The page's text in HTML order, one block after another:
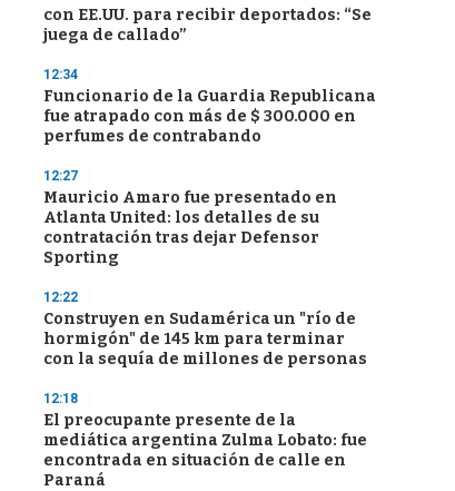
con EE.UU. para recibir deportados: “Se
juega de callado”
12:34
Funcionario de la Guardia Republicana
fue atrapado con más de $ 300.000 en
perfumes de contrabando
12:27
Mauricio Amaro fue presentado en
Atlanta United: los detalles de su
contratación tras dejar Defensor
Sporting
12:22
Construyen en Sudamérica un "río de
hormigón" de 145 km para terminar
con la sequía de millones de personas
12:18
El preocupante presente de la
mediática argentina Zulma Lobato: fue
encontrada en situación de calle en
Paraná